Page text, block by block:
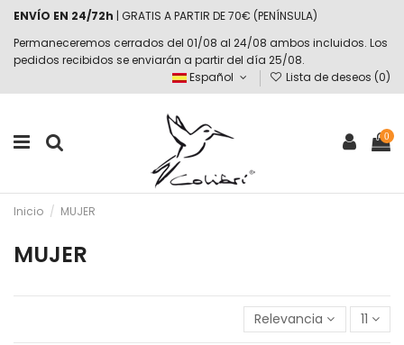
ENVÍO EN 24/72h | GRATIS A PARTIR DE 70€ (PENÍNSULA)
Permaneceremos cerrados del 01/08 al 24/08 ambos incluidos. Los
pedidos recibidos se enviarán a partir del día 25/08.
Español
Lista de deseos (0)
0
Inicio MUJER
MUJER
Relevancia 11